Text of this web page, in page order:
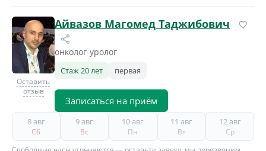
Оставить
отзыв
Айвазов Магомед Таджибович
онколог-уролог
Стаж 20 лет первая
Записаться на приём
8 авг
Сб
9 авг
Вс
10 авг
Пн
11 авг
Вт
12 авг
Ср